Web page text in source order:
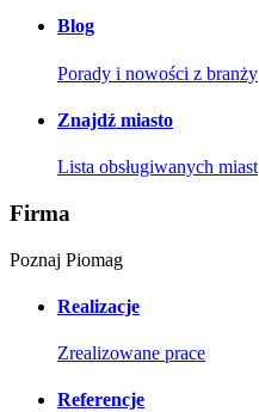
Blog
Porady i nowości z branży
Znajdź miasto
Lista obsługiwanych miast
Firma
Poznaj Piomag
Realizacje
Zrealizowane prace
Referencje